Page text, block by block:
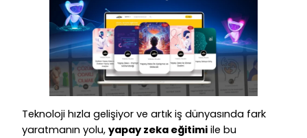
Teknoloji hızla gelişiyor ve artık iş dünyasında fark
yaratmanın yolu, yapay zeka eğitimi ile bu